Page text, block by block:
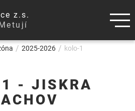
z.s.
2025-2026 kolo-1
1 - JISKRA